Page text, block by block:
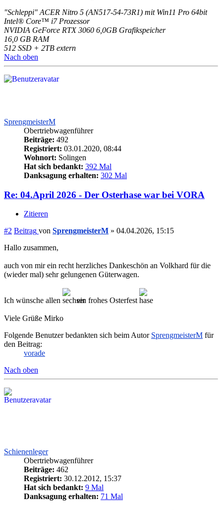
"Schleppi" ACER Nitro 5 (AN517-54-73R1) mit Win11 Pro 64bit
Intel® Core™ i7 Prozessor
NVIDIA GeForce RTX 3060 6,0GB Grafikspeicher
16,0 GB RAM
512 SSD + 2TB extern
Nach oben
SprengmeisterM
Obertriebwagenführer
Beiträge: 492
Registriert: 03.01.2020, 08:44
Wohnort: Solingen
Hat sich bedankt: 392 Mal
Danksagung erhalten: 302 Mal
Re: 04.April 2026 - Der Osterhase war bei VORA
Zitieren
#2 Beitrag von SprengmeisterM » 04.04.2026, 15:15
Hallo zusammen,
auch von mir ein recht herzliches Dankeschön an Volkhard für die
(wieder mal) sehr gelungenen Güterwagen.
Ich wünsche allen ein frohes Osterfest
Viele Grüße Mirko
Folgende Benutzer bedankten sich beim Autor SprengmeisterM für
den Beitrag:
vorade
Nach oben
Schienenleger
Obertriebwagenführer
Beiträge: 462
Registriert: 30.12.2012, 15:37
Hat sich bedankt: 9 Mal
Danksagung erhalten: 71 Mal